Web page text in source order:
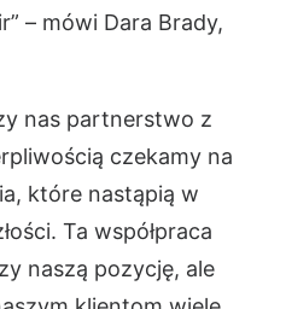
– mówi Dara Brady,
nas partnerstwo z
czekamy na
które nastąpią w
Ta współpraca
naszą pozycję, ale